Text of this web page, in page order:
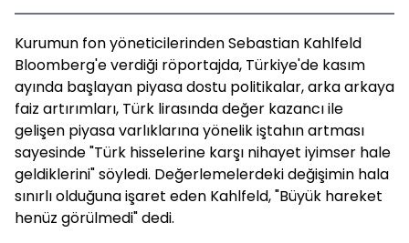
Kurumun fon yöneticilerinden Sebastian Kahlfeld
Bloomberg'e verdiği röportajda, Türkiye'de kasım
ayında başlayan piyasa dostu politikalar, arka arkaya
faiz artırımları, Türk lirasında değer kazancı ile
gelişen piyasa varlıklarına yönelik iştahın artması
sayesinde "Türk hisselerine karşı nihayet iyimser hale
geldiklerini" söyledi. Değerlemelerdeki değişimin hala
sınırlı olduğuna işaret eden Kahlfeld, "Büyük hareket
henüz görülmedi" dedi.